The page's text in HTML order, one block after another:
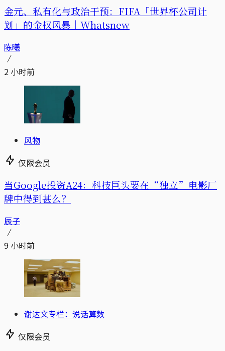
金元、私有化与政治干预：FIFA「世界杯公司计
划」的金权风暴｜Whatsnew
陈曦
2 小时前
风物
仅限会员
当Google投资A24：科技巨头要在“独立”电影厂
牌中得到甚么？
辰子
9 小时前
谢达文专栏：说话算数
仅限会员